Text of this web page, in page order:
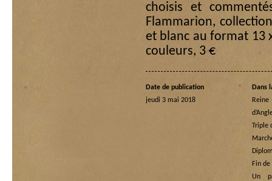
choisis et
Flammarion,
et blanc au format 13
couleurs, 3 €
Date de publication
jeudi 3 mai 2018
Dans
Triple
Fin
Un